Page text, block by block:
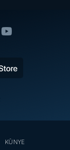
KÜNYE